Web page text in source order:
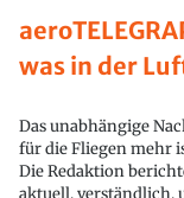
was in der
Das unabhängige
für die Fliegen mehr
Die Redaktion